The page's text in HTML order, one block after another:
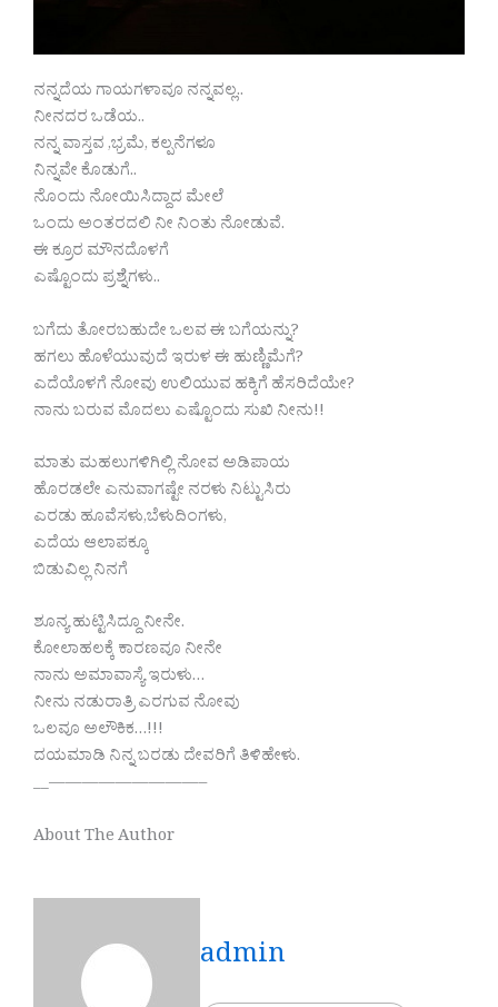
ನನ್ನದೆಯ ಗಾಯಗಳಾವೂ ನನ್ನವಲ್ಲ..
ನೀನದರ ಒಡೆಯ..
ನನ್ನ ವಾಸ್ತವ ,ಭ್ರಮೆ, ಕಲ್ಪನೆಗಳೂ‌
ನಿನ್ನವೇ ಕೊಡುಗೆ..
ನೊಂದು ನೋಯಿಸಿದ್ದಾದ ಮೇಲೆ
ಒಂದು ಅಂತರದಲಿ ನೀ ನಿಂತು‌ ನೋಡುವೆ.
ಈ ಕ್ರೂರ ಮೌನದೊಳಗೆ
ಎಷ್ಟೊಂದು ಪ್ರಶ್ನೆಗಳು..
ಬಗೆದು ತೋರಬಹುದೇ ಒಲವ ಈ ಬಗೆಯನ್ನು?
ಹಗಲು ಹೊಳೆಯುವುದೆ ಇರುಳ ಈ ಹುಣ್ಣಿಮೆಗೆ?
ಎದೆಯೊಳಗೆ ನೋವು ಉಲಿಯುವ ಹಕ್ಕಿಗೆ ಹೆಸರಿದೆಯೇ?
ನಾನು ಬರುವ ಮೊದಲು ಎಷ್ಟೊಂದು ಸುಖಿ ನೀನು!!
ಮಾತು ಮಹಲುಗಳಿಗಿಲ್ಲಿ ನೋವ ಅಡಿಪಾಯ
ಹೊರಡಲೇ ಎನುವಾಗಷ್ಟೇ ನರಳು ನಿಟ್ಟುಸಿರು
ಎರಡು ಹೂವೆಸಳು,ಬೆಳುದಿಂಗಳು,
ಎದೆಯ ಆಲಾಪಕ್ಕೂ
ಬಿಡುವಿಲ್ಲ ನಿನಗೆ
ಶೂನ್ಯ ಹುಟ್ಟಿಸಿದ್ದೂ‌ ನೀನೇ.
ಕೋಲಾಹಲಕ್ಕೆ ಕಾರಣವೂ ನೀನೇ
ನಾನು ಅಮಾವಾಸ್ಯೆ ಇರುಳು…
ನೀನು ನಡುರಾತ್ರಿ ಎರಗುವ ನೋವು
ಒಲವೂ ಅಲೌಕಿಕ…!!!
ದಯಮಾಡಿ ನಿನ್ನ ಬರಡು ದೇವರಿಗೆ ತಿಳಿಹೇಳು.
__—————————–
About The Author
admin